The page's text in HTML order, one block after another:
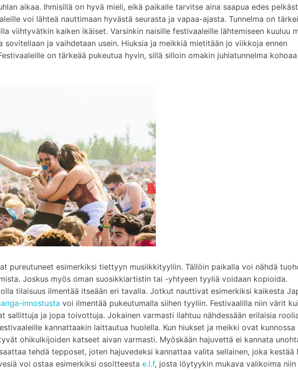
aikaa. Ihmisillä on hyvä mieli, eikä paikalle tarvitse aina saapua edes
voi lähteä nauttimaan hyvästä seurasta ja vapaa-ajasta. Tunnelma on
viihtyvätkin kaiken ikäiset. Varsinkin naisille festivaaleille lähtemiseen kuuluu
sovitellaan ja vaihdetaan usein. Hiuksia ja meikkiä mietitään jo viikkoja ennen
on tärkeää pukeutua hyvin, sillä silloin omakin juhlatunnelma
pureutuneet esimerkiksi tiettyyn musiikkityyliin. Tällöin paikalla voi nähdä
Joskus myös oman suosikkiartistin tai -yhtyeen tyyliä voidaan kopioida.
tilaisuus ilmentää itseään eri tavalla. Jotkut nauttivat esimerkiksi kaikesta
innostusta voi ilmentää pukeutumalla siihen tyyliin. Festivaalilla niin värit
sallittuja ja jopa toivottuja. Jokainen varmasti ilahtuu nähdessään erilaisia
kannattaakin laittautua huolella. Kun hiukset ja meikki ovat kunnossa
ohikulkijoiden katseet aivan varmasti. Myöskään hajuvettä ei kannata
tehdä tepposet, joten hajuvedeksi kannattaa valita sellainen, joka kestää
voi ostaa esimerkiksi osoitteesta e.l.f, josta löytyykin mukava valikoima niin